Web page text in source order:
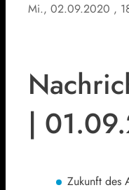
Mi., 02.09.2020 ,
|
Zukunft des